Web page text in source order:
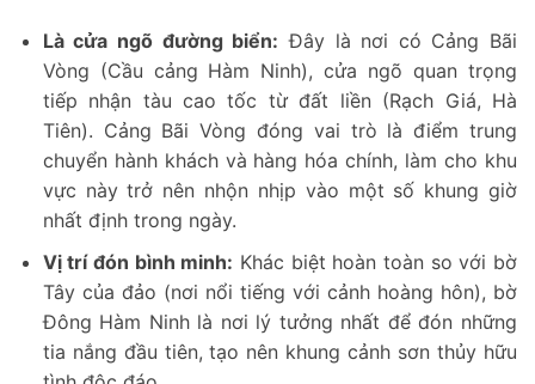
Là cửa ngõ đường biển: Đây là nơi có Cảng Bãi
Vòng (Cầu cảng Hàm Ninh), cửa ngõ quan trọng
tiếp nhận tàu cao tốc từ đất liền (Rạch Giá, Hà
Tiên). Cảng Bãi Vòng đóng vai trò là điểm trung
chuyển hành khách và hàng hóa chính, làm cho khu
vực này trở nên nhộn nhịp vào một số khung giờ
nhất định trong ngày.
Vị trí đón bình minh: Khác biệt hoàn toàn so với bờ
Tây của đảo (nơi nổi tiếng với cảnh hoàng hôn), bờ
Đông Hàm Ninh là nơi lý tưởng nhất để đón những
tia nắng đầu tiên, tạo nên khung cảnh sơn thủy hữu